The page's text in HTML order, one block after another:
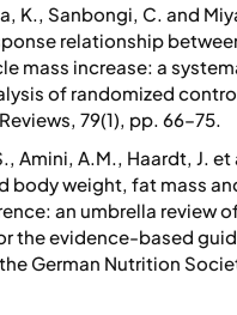
K., Sanbongi, C. and
relationship
mass increase: a
of randomized
79(1), pp. 66–75.
Amini, A.M., Haardt, J.
body weight, fat mass
an umbrella review
the evidence-based
German Nutrition